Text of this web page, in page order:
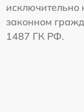
исключительно
законном
1487 ГК РФ.